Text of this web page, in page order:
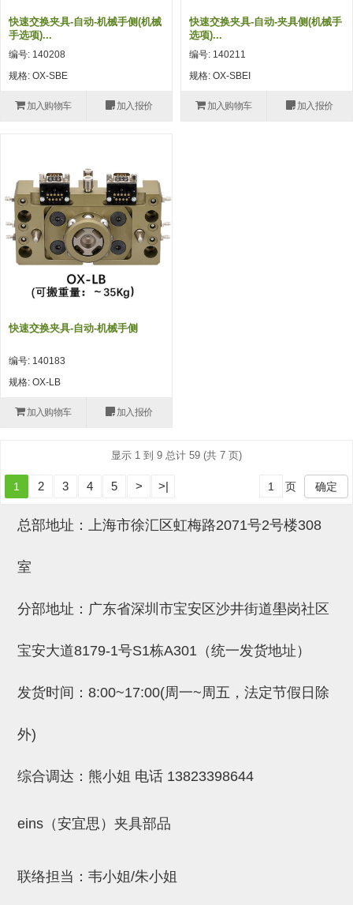
快速交换夹具-自动-机械手侧(机械
手选项)...
编号: 140208
规格: OX-SBE
加入购物车 加入报价
快速交换夹具-自动-夹具侧(机械手
选项)...
编号: 140211
规格: OX-SBEI
加入购物车 加入报价
快速交换夹具-自动-机械手侧
编号: 140183
规格: OX-LB
加入购物车 加入报价
显示 1 到 9 总计 59 (共 7 页)
1 2 3 4 5 > >| 页 确定
总部地址：上海市徐汇区虹梅路2071号2号楼308
室
分部地址：广东省深圳市宝安区沙井街道壆岗社区
宝安大道8179-1号S1栋A301（统一发货地址）
发货时间：8:00~17:00(周一~周五，法定节假日除
外)
综合调达：熊小姐 电话 13823398644
eins（安宜思）夹具部品
联络担当：韦小姐/朱小姐
光电传感器 (2)
光电区域传感器 (1)
AND基板 (4)
电源通信10单元 (4)
缓冲材料
吸盘(嵌入式)
吸盘(螺丝固定式)
吸盘(自由式&十字&蛇纹)
吸盘(附海绵)
吸盘(附EP海绵)
吸盘用配件(EP海绵、静电消除
带金具吸盘(扁平真空式)
带金具吸盘(长圆式)
带金具吸盘(波纹管式1.5段)
带金具吸盘(波纹管式2.5段)
交换用吸盘
吸着金具(细微型、微型)
吸着金具(附保持机能)
防转式金具(细微型、微型、小型)
固定式/微型气缸用/调整器(其他)
吸盘套吸盘
HNW系列